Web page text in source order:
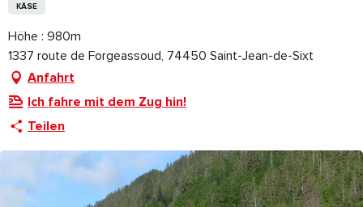
KÄSE
Höhe : 980m
1337 route de Forgeassoud, 74450 Saint-Jean-de-Sixt
Anfahrt
Ich fahre mit dem Zug hin!
Teilen